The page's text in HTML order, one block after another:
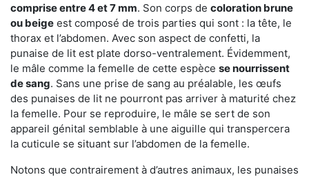
comprise entre 4 et 7 mm. Son corps de coloration brune
ou beige est composé de trois parties qui sont : la tête, le
thorax et l’abdomen. Avec son aspect de confetti, la
punaise de lit est plate dorso-ventralement. Évidemment,
le mâle comme la femelle de cette espèce se nourrissent
de sang. Sans une prise de sang au préalable, les œufs
des punaises de lit ne pourront pas arriver à maturité chez
la femelle. Pour se reproduire, le mâle se sert de son
appareil génital semblable à une aiguille qui transpercera
la cuticule se situant sur l’abdomen de la femelle.
Notons que contrairement à d’autres animaux, les punaises